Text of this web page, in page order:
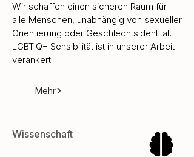
Wir schaffen einen sicheren Raum für
alle Menschen, unabhängig von sexueller
Orientierung oder Geschlechtsidentität.
LGBTIQ+ Sensibilität ist in unserer Arbeit
verankert.
Mehr
Wissenschaft 